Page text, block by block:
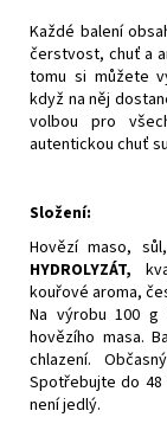
Každé balení
čerstvost, chuť a
tomu si můžete
když na něj
volbou pro
autentickou chuť
Složení:
Hovězí maso,
HYDROLYZÁT,
kouřové aroma,
Na výrobu 100 g
hovězího masa.
chlazení.
Spotřebujte do
není jedlý.